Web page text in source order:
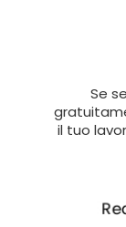
Se
il tuo